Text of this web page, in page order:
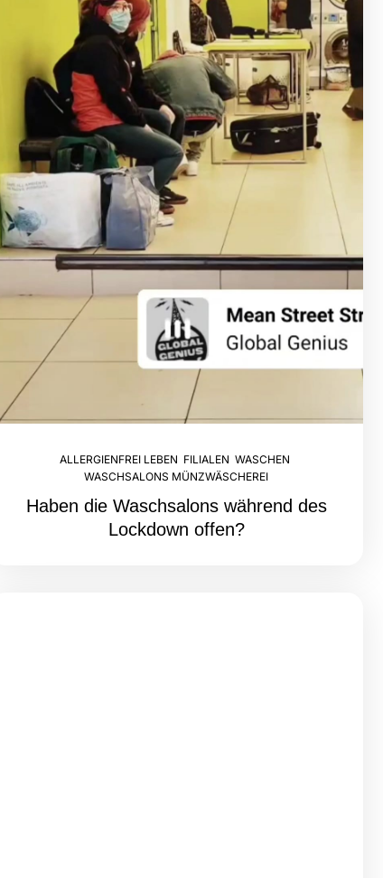
ALLERGIENFREI LEBEN FILIALEN ,WASCHEN
WASCHSALONS MÜNZWÄSCHEREI
Haben die Waschsalons während des
Lockdown offen?